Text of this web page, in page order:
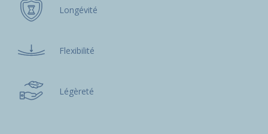
Longévité
Flexibilité
Légèreté